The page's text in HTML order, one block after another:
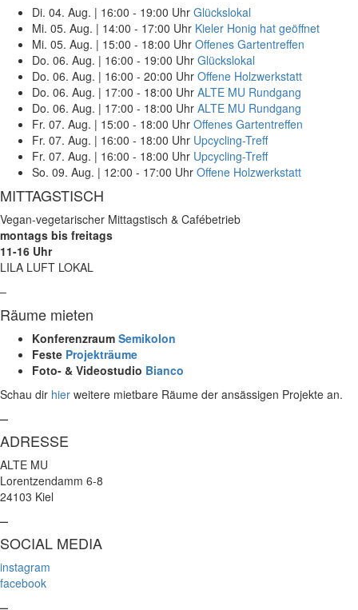
Di. 04. Aug. | 16:00 - 19:00 Uhr Glückslokal
Mi. 05. Aug. | 14:00 - 17:00 Uhr Kieler Honig hat geöffnet
Mi. 05. Aug. | 15:00 - 18:00 Uhr Offenes Gartentreffen
Do. 06. Aug. | 16:00 - 19:00 Uhr Glückslokal
Do. 06. Aug. | 16:00 - 20:00 Uhr Offene Holzwerkstatt
Do. 06. Aug. | 17:00 - 18:00 Uhr ALTE MU Rundgang
Do. 06. Aug. | 17:00 - 18:00 Uhr ALTE MU Rundgang
Fr. 07. Aug. | 15:00 - 18:00 Uhr Offenes Gartentreffen
Fr. 07. Aug. | 16:00 - 18:00 Uhr Upcycling-Treff
Fr. 07. Aug. | 16:00 - 18:00 Uhr Upcycling-Treff
So. 09. Aug. | 12:00 - 17:00 Uhr Offene Holzwerkstatt
MITTAGSTISCH
Vegan-vegetarischer Mittagstisch & Cafébetrieb
montags bis freitags
11-16 Uhr
LILA LUFT LOKAL
–
Räume mieten
Konferenzraum Semikolon
Feste Projekträume
Foto- & Videostudio Bianco
Schau dir hier weitere mietbare Räume der ansässigen Projekte an.
–
ADRESSE
ALTE MU
Lorentzendamm 6-8
24103 Kiel
–
SOCIAL MEDIA
instagram
facebook
–